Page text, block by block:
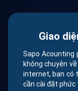
Giao
Sapo Acounting
không chuyên
internet, bạn có
cần cài đặt phức